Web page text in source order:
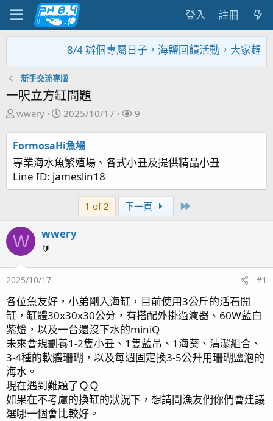
登入 註冊
8/4 辦個專屬日子，海鹽回饋活動，大家趕緊
新手交流專版
一呎立方缸問題
主
起
人
wwery
開
日
期
2025/10/17
關
9
FormosaHi魚場
專業海水魚繁殖場、各式小丑及提供精品小丑
Line ID: jameslin18
1 of 2 下一頁
W wwery
🔰
2025/10/17 #1
各位魚友好，小弟剛入海缸，目前使用3公斤的活石開
缸，缸體30x30x30公分，有搭配外掛過濾器、60W藍白
紫燈，以及一台還沒下水的miniQ
未來會規劃養1-2隻小丑、1隻藍吊、1海葵、清潔組合、
3-4種的軟體珊瑚，以及每週固定換3-5公升用珊瑚鹽泡的
海水。
現在遇到難題了ＱＱ
如果在不考慮的換缸的狀況下，想請問漁友們你們會建議
選哪一個會比較好。